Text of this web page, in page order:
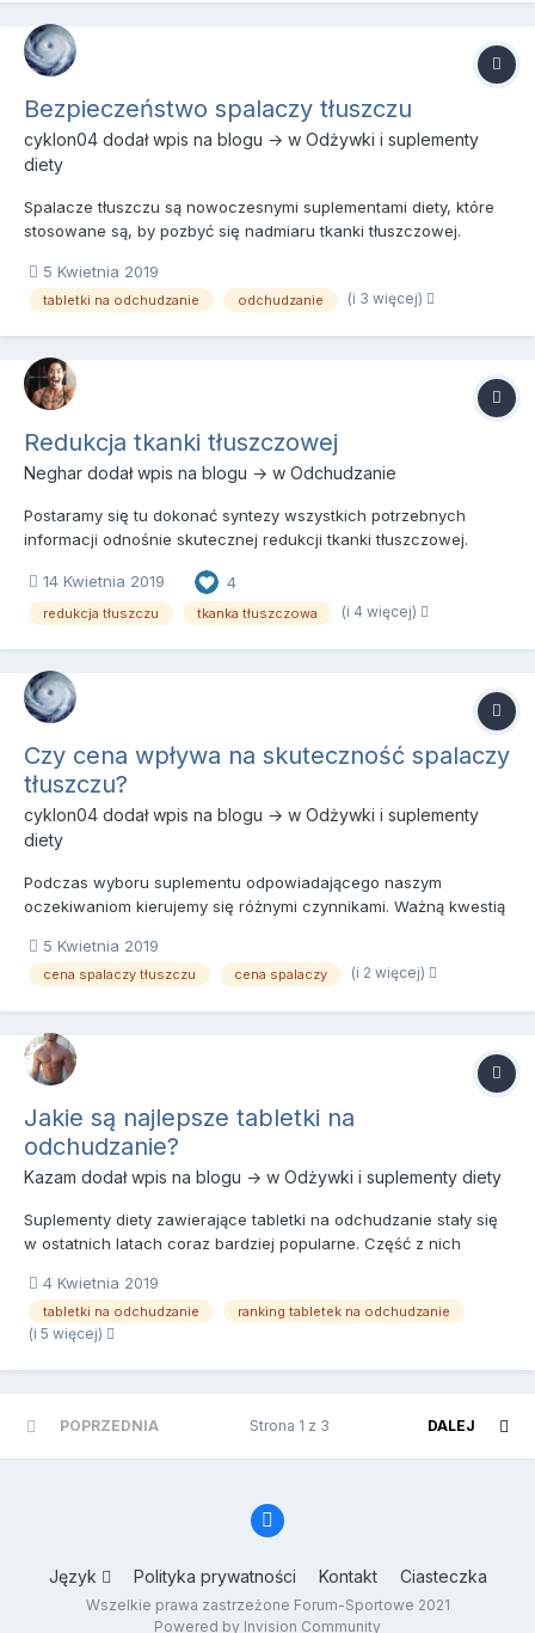
Bezpieczeństwo spalaczy tłuszczu
cyklon04 dodał wpis na blogu → w Odżywki i suplementy
diety
Spalacze tłuszczu są nowoczesnymi suplementami diety, które
stosowane są, by pozbyć się nadmiaru tkanki tłuszczowej.
zredukowanie tkanki tłuszczowej, a ich działanie jest skuteczne
nawet u osób, których aktywność fizyczna jest na niskim
5 Kwietnia 2019
tabletki na odchudzanie odchudzanie (i 3 więcej)
Redukcja tkanki tłuszczowej
Neghar dodał wpis na blogu → w Odchudzanie
Postaramy się tu dokonać syntezy wszystkich potrzebnych
informacji odnośnie skutecznej redukcji tkanki tłuszczowej.
odróżnienie redukcji od odchudzania. Odchudzanie polega na
traceniu wagi, redukcja zaś na traceniu jak największej ilości
14 Kwietnia 2019 4
redukcja tłuszczu tkanka tłuszczowa (i 4 więcej)
Czy cena wpływa na skuteczność spalaczy
tłuszczu?
cyklon04 dodał wpis na blogu → w Odżywki i suplementy
diety
Podczas wyboru suplementu odpowiadającego naszym
oczekiwaniom kierujemy się różnymi czynnikami. Ważną kwestią
które wchodzą w skład komponentów, a czasem kierujemy się
po prostu ceną. Wiele osób nie wie czym kierować się podczas
5 Kwietnia 2019
cena spalaczy tłuszczu cena spalaczy (i 2 więcej)
Jakie są najlepsze tabletki na
odchudzanie?
Kazam dodał wpis na blogu → w Odżywki i suplementy diety
Suplementy diety zawierające tabletki na odchudzanie stały się
w ostatnich latach coraz bardziej popularne. Część z nich
wyłącznie obciążeniem dla naszego portfela. Istnieją jednak
suplementy które posiadają w swoim składzie substancje p...
4 Kwietnia 2019
tabletki na odchudzanie ranking tabletek na odchudzanie
(i 5 więcej)
POPRZEDNIA DALEJ
Strona 1 z 3
Język Polityka prywatności Kontakt Ciasteczka
Wszelkie prawa zastrzeżone Forum-Sportowe 2021
Powered by Invision Community